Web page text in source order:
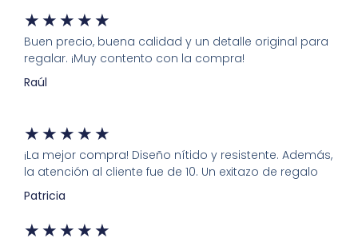
★ ★ ★ ★ ★
Buen precio, buena calidad y un detalle original para
regalar. ¡Muy contento con la compra!
Raúl
★ ★ ★ ★ ★
¡La mejor compra! Diseño nítido y resistente. Además,
la atención al cliente fue de 10. Un exitazo de regalo
Patricia
★ ★ ★ ★ ★